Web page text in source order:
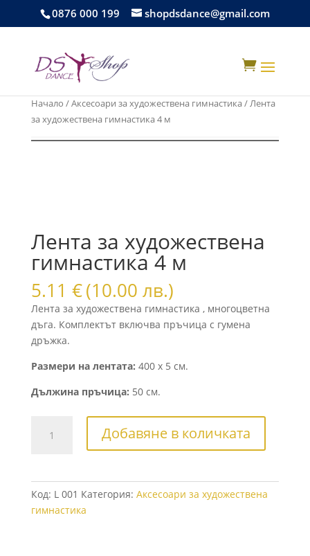
0876 000 199 shopdsdance@gmail.com

Начало /Аксесоари за художествена гимнастика/ Лента
за художествена гимнастика 4 м
Лента за художествена
гимнастика 4 м
5.11 €(10.00 лв.)
Лента за художествена гимнастика , многоцветна
дъга. Комплектът включва пръчица с гумена
дръжка.
Размери на лентата: 400 x 5 см.
Дължина пръчица: 50 см.
гимнастика
Добавяне в количката
Код: L 001 Категория: Аксесоари за художествена
гимнастика